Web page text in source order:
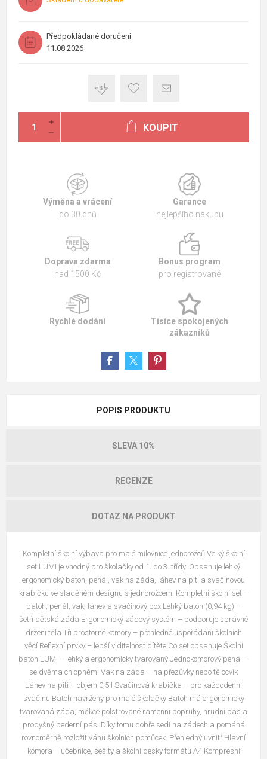
Předpokládané doručení
11.08.2026
KOUPIT
Výměna a vrácení
do 30 dnů
Garance
nejlepšího nákupu
Doprava zdarma
nad 1500 Kč
Bonus program
pro registrované
Rychlé dodání
Tisíce spokojených
zákazníků
POPIS PRODUKTU
SLEVA 10%
RECENZE
DOTAZ NA PRODUKT
Kompletní školní výbava pro malé milovnice jednorožců Velký školní
set LUMI je vhodný pro školačky od 1. do 3. třídy. Obsahuje lehký
ergonomický batoh, penál, vak na záda, láhev na pití a svačinovou
krabičku ve sladěném designu s jednorožcem. Kompletní školní set –
batoh, penál, vak, láhev a svačinový box Lehký batoh (0,94 kg) –
šetří dětská záda Ergonomický zádový systém – podporuje správné
držení těla Tři prostorné komory – přehledné uspořádání školních
věcí Reflexní prvky – lepší viditelnost dítěte Co set obsahuje Školní
batoh LUMI – lehký a ergonomicky tvarovaný Jednokomorový penál –
se dvěma chlopněmi Vak na záda – na přezůvky nebo tělocvik
Láhev na pití – objem 0,5 l Svačinová krabička – pro každodenní
svačinu Batoh navržený pro malé školačky Batoh má ergonomicky
tvarovaná záda, měkce polstrované ramenní popruhy, hrudní pás a
prodyšný bederní pás. Díky tomu dobře sedí na zádech a pomáhá
rovnoměrně rozložit váhu školních pomůcek. Přehledný uvnitř Hlavní
komora – učebnice, sešity a školní desky formátu A4 Kompresní